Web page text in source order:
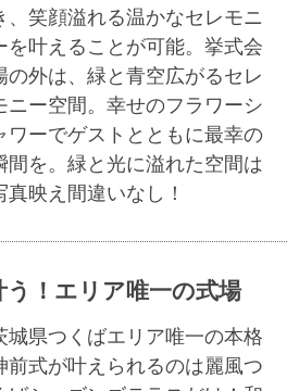
、笑顔溢れる温かなセレモニ
を叶えることが可能。挙式会
の外は、緑と青空広がるセレ
ニー空間。幸せのフラワーシ
ワーでゲストとともに最幸の
間を。緑と光に溢れた空間は
真映え間違いなし！
う！エリア唯一の式場
城県つくばエリア唯一の本格
前式が叶えられるのは麗風つ